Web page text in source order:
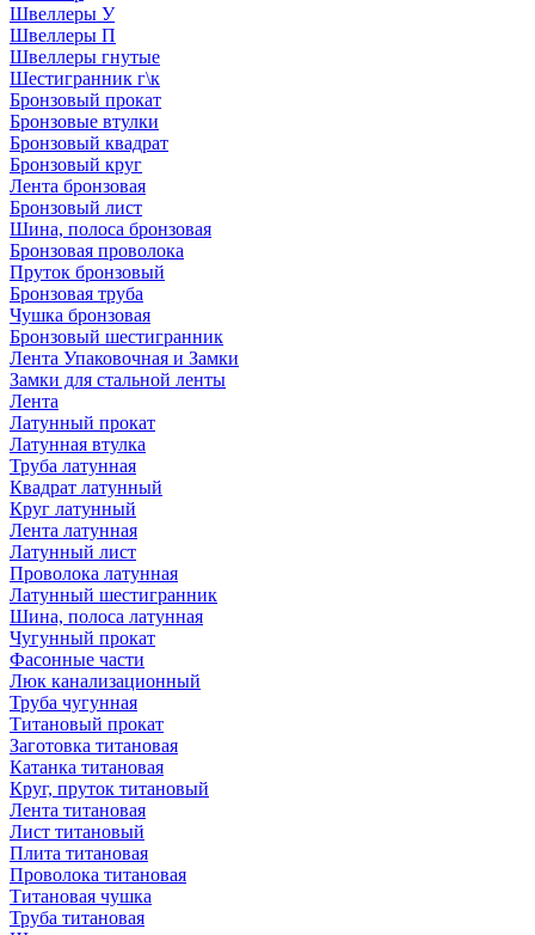
Швеллеры У
Швеллеры П
Швеллеры гнутые
Шестигранник г\к
Бронзовый прокат
Бронзовые втулки
Бронзовый квадрат
Бронзовый круг
Лента бронзовая
Бронзовый лист
Шина, полоса бронзовая
Бронзовая проволока
Пруток бронзовый
Бронзовая труба
Чушка бронзовая
Бронзовый шестигранник
Лента Упаковочная и Замки
Замки для стальной ленты
Лента
Латунный прокат
Латунная втулка
Труба латунная
Квадрат латунный
Круг латунный
Лента латунная
Латунный лист
Проволока латунная
Латунный шестигранник
Шина, полоса латунная
Чугунный прокат
Фасонные части
Люк канализационный
Труба чугунная
Титановый прокат
Заготовка титановая
Катанка титановая
Круг, пруток титановый
Лента титановая
Лист титановый
Плита титановая
Проволока титановая
Титановая чушка
Труба титановая